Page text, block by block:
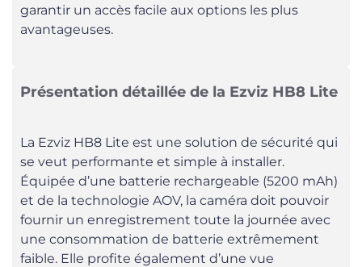
garantir un accès facile aux options les plus
avantageuses.
Présentation détaillée de la Ezviz HB8 Lite
La Ezviz HB8 Lite est une solution de sécurité qui
se veut performante et simple à installer.
Équipée d’une batterie rechargeable (5200 mAh)
et de la technologie AOV, la caméra doit pouvoir
fournir un enregistrement toute la journée avec
une consommation de batterie extrêmement
faible. Elle profite également d’une vue